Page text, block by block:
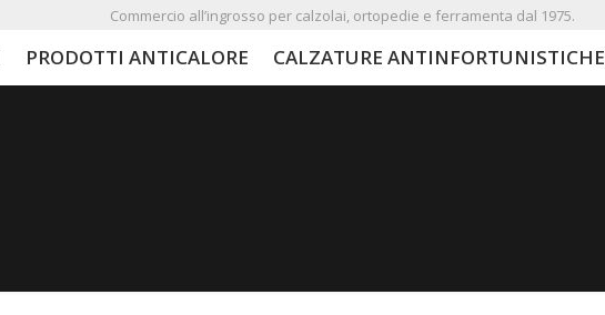
Commercio all’ingrosso per calzolai, ortopedie e ferramenta dal 1975.
PRODOTTI ANTICALORE CALZATURE ANTINFORTUNISTICHE